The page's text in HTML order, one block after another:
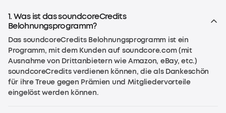
1. Was ist das soundcoreCredits
Belohnungsprogramm?
Das soundcoreCredits Belohnungsprogramm ist ein
Programm, mit dem Kunden auf soundcore.com (mit
Ausnahme von Drittanbietern wie Amazon, eBay, etc.)
soundcoreCredits verdienen können, die als Dankeschön
für ihre Treue gegen Prämien und Mitgliedervorteile
eingelöst werden können.